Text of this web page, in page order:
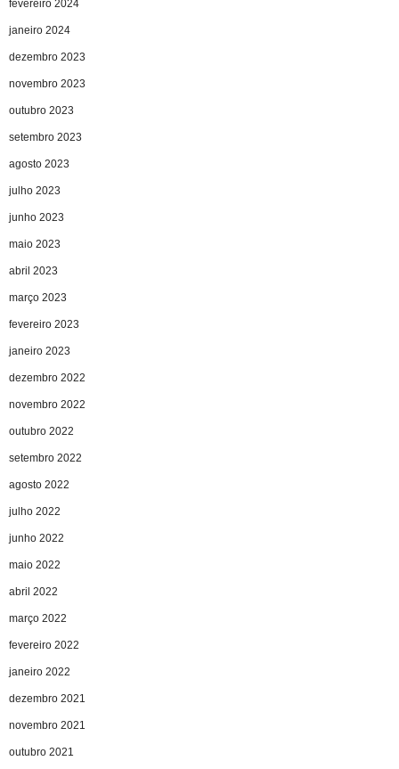
fevereiro 2024
janeiro 2024
dezembro 2023
novembro 2023
outubro 2023
setembro 2023
agosto 2023
julho 2023
junho 2023
maio 2023
abril 2023
março 2023
fevereiro 2023
janeiro 2023
dezembro 2022
novembro 2022
outubro 2022
setembro 2022
agosto 2022
julho 2022
junho 2022
maio 2022
abril 2022
março 2022
fevereiro 2022
janeiro 2022
dezembro 2021
novembro 2021
outubro 2021